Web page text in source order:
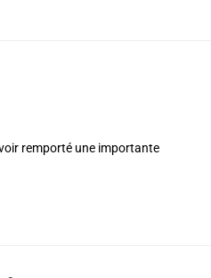
remporté une importante